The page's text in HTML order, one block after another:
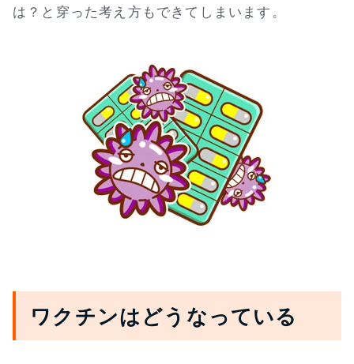
は？と穿った考え方もできてしまいます。
ワクチンはどうなっている